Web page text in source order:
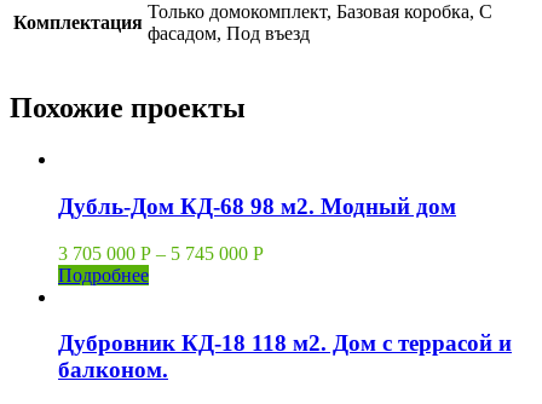
Комплектация
Только домокомплект, Базовая коробка, С
фасадом, Под въезд
Похожие проекты
Дубль-Дом КД-68 98 м2. Модный дом
3 705 000 Р – 5 745 000 Р
Подробнее
Дубровник КД-18 118 м2. Дом с террасой и
балконом.